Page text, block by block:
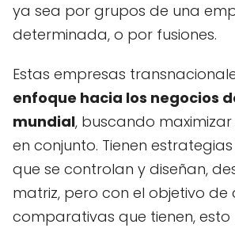
ya sea por grupos de una
determinada, o por fusiones.
Estas empresas
enfoque hacia los negocios
mundial, buscando
en conjunto. Tienen
que se controlan y diseñan,
matriz, pero con el objetivo
comparativas que tienen,